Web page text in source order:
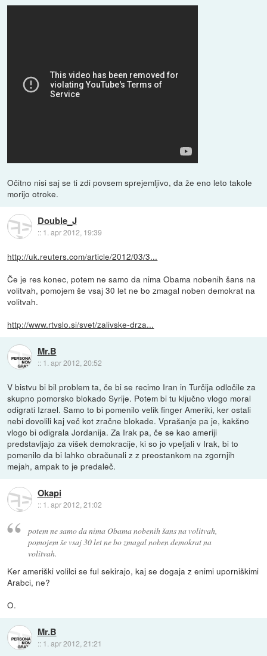
Očitno nisi saj se ti zdi povsem sprejemljivo, da že eno leto takole
morijo otroke.
Double_J
:: 1. apr 2012, 19:39
http://uk.reuters.com/article/2012/03/3...
Če je res konec, potem ne samo da nima Obama nobenih šans na
volitvah, pomojem še vsaj 30 let ne bo zmagal noben demokrat na
volitvah.
http://www.rtvslo.si/svet/zalivske-drza...
Mr.B
:: 1. apr 2012, 20:52
V bistvu bi bil problem ta, če bi se recimo Iran in Turčija odločile za
skupno pomorsko blokado Syrije. Potem bi tu ključno vlogo moral
odigrati Izrael. Samo to bi pomenilo velik finger Ameriki, ker ostali
nebi dovolili kaj več kot zračne blokade. Vprašanje pa je, kakšno
vlogo bi odigrala Jordanija. Za Irak pa, če se kao ameriji
predstavljajo za višek demokracije, ki so jo vpeljali v Irak, bi to
pomenilo da bi lahko obračunali z z preostankom na zgornjih
mejah, ampak to je predaleč.
Okapi
:: 1. apr 2012, 21:02
potem ne samo da nima Obama nobenih šans na volitvah,
pomojem še vsaj 30 let ne bo zmagal noben demokrat na
volitvah.
Ker ameriški volilci se ful sekirajo, kaj se dogaja z enimi uporniškimi
Arabci, ne?
O.
Mr.B
:: 1. apr 2012, 21:21